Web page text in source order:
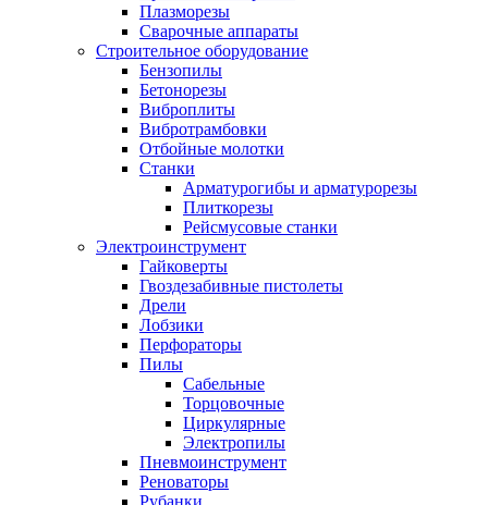
Плазморезы
Сварочные аппараты
Строительное оборудование
Бензопилы
Бетонорезы
Виброплиты
Вибротрамбовки
Отбойные молотки
Станки
Арматурогибы и арматурорезы
Плиткорезы
Рейсмусовые станки
Электроинструмент
Гайковерты
Гвоздезабивные пистолеты
Дрели
Лобзики
Перфораторы
Пилы
Сабельные
Торцовочные
Циркулярные
Электропилы
Пневмоинструмент
Реноваторы
Рубанки